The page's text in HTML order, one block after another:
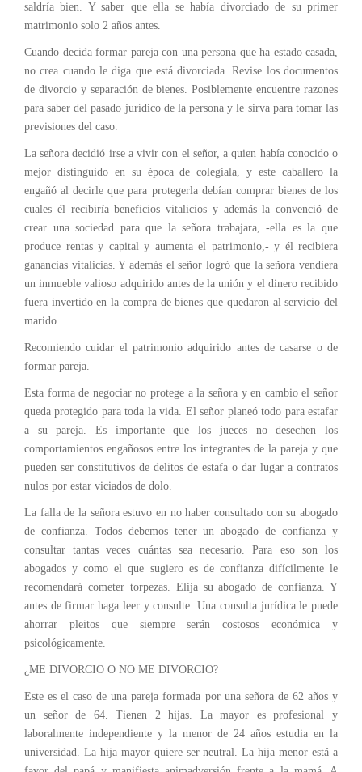
saldría bien. Y saber que ella se había divorciado de su primer
matrimonio solo 2 años antes.
Cuando decida formar pareja con una persona que ha estado casada,
no crea cuando le diga que está divorciada. Revise los documentos
de divorcio y separación de bienes. Posiblemente encuentre razones
para saber del pasado jurídico de la persona y le sirva para tomar las
previsiones del caso.
La señora decidió irse a vivir con el señor, a quien había conocido o
mejor distinguido en su época de colegiala, y este caballero la
engañó al decirle que para protegerla debían comprar bienes de los
cuales él recibiría beneficios vitalicios y además la convenció de
crear una sociedad para que la señora trabajara, -ella es la que
produce rentas y capital y aumenta el patrimonio,- y él recibiera
ganancias vitalicias. Y además el señor logró que la señora vendiera
un inmueble valioso adquirido antes de la unión y el dinero recibido
fuera invertido en la compra de bienes que quedaron al servicio del
marido.
Recomiendo cuidar el patrimonio adquirido antes de casarse o de
formar pareja.
Esta forma de negociar no protege a la señora y en cambio el señor
queda protegido para toda la vida. El señor planeó todo para estafar
a su pareja. Es importante que los jueces no desechen los
comportamientos engañosos entre los integrantes de la pareja y que
pueden ser constitutivos de delitos de estafa o dar lugar a contratos
nulos por estar viciados de dolo.
La falla de la señora estuvo en no haber consultado con su abogado
de confianza. Todos debemos tener un abogado de confianza y
consultar tantas veces cuántas sea necesario. Para eso son los
abogados y como el que sugiero es de confianza difícilmente le
recomendará cometer torpezas. Elija su abogado de confianza. Y
antes de firmar haga leer y consulte. Una consulta jurídica le puede
ahorrar pleitos que siempre serán costosos económica y
psicológicamente.
¿ME DIVORCIO O NO ME DIVORCIO?
Este es el caso de una pareja formada por una señora de 62 años y
un señor de 64. Tienen 2 hijas. La mayor es profesional y
laboralmente independiente y la menor de 24 años estudia en la
universidad. La hija mayor quiere ser neutral. La hija menor está a